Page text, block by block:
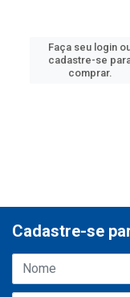
Faça seu login
cadastre-se
comprar.
Cadastre-se